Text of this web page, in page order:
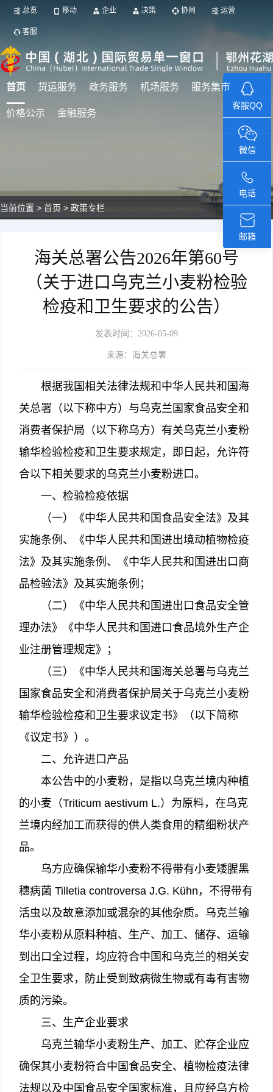
客服QQ
微信
电话
邮箱
总览 移动 企业 决策 协同 运营
客服
首页 货运服务 政务服务 机场服务 服务集市
价格公示 金融服务
当前位置 > 首页 > 政策专栏
海关总署公告2026年第60号
（关于进口乌克兰小麦粉检验
检疫和卫生要求的公告）
发表时间：2026-05-09
来源：海关总署
根据我国相关法律法规和中华人民共和国海
关总署（以下称中方）与乌克兰国家食品安全和
消费者保护局（以下称乌方）有关乌克兰小麦粉
输华检验检疫和卫生要求规定，即日起，允许符
合以下相关要求的乌克兰小麦粉进口。
一、检验检疫依据
（一）《中华人民共和国食品安全法》及其
实施条例、《中华人民共和国进出境动植物检疫
法》及其实施条例、《中华人民共和国进出口商
品检验法》及其实施条例；
（二）《中华人民共和国进出口食品安全管
理办法》《中华人民共和国进口食品境外生产企
业注册管理规定》；
（三）《中华人民共和国海关总署与乌克兰
国家食品安全和消费者保护局关于乌克兰小麦粉
输华检验检疫和卫生要求议定书》（以下简称
《议定书》）。
二、允许进口产品
本公告中的小麦粉，是指以乌克兰境内种植
的小麦（Triticum aestivum L.）为原料，在乌克
兰境内经加工而获得的供人类食用的精细粉状产
品。
乌方应确保输华小麦粉不得带有小麦矮腥黑
穗病菌 Tilletia controversa J.G. Kühn，不得带有
活虫以及故意添加或混杂的其他杂质。乌克兰输
华小麦粉从原料种植、生产、加工、储存、运输
到出口全过程，均应符合中国和乌克兰的相关安
全卫生要求，防止受到致病微生物或有毒有害物
质的污染。
三、生产企业要求
乌克兰输华小麦粉生产、加工、贮存企业应
确保其小麦粉符合中国食品安全、植物检疫法律
法规以及中国食品安全国家标准，且应经乌方检